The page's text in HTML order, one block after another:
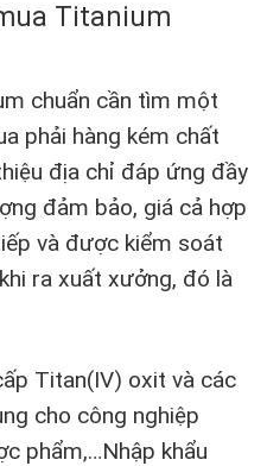
Titanium
chuẩn cần tìm một
phải hàng kém chất
địa chỉ đáp ứng đầy
đảm bảo, giá cả hợp
và được kiểm soát
ra xuất xưởng, đó là
Titan(IV) oxit và các
cho công nghiệp
phẩm,…Nhập khẩu